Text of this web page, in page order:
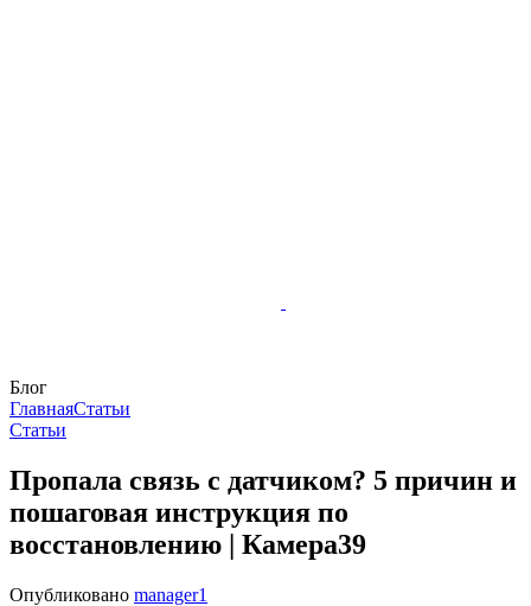
Блог
ГлавнаяСтатьи
Статьи
Пропала связь с датчиком? 5 причин и
пошаговая инструкция по
восстановлению | Камера39
Опубликовано manager1